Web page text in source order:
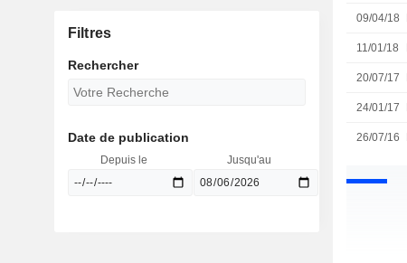
09/04/18
11/01/18
20/07/17
24/01/17
26/07/16
Filtres
Rechercher
Date de publication
Depuis le Jusqu'au